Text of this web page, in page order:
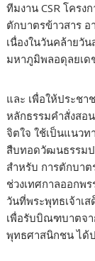
ทีมงาน CSR โคร
ตักบาตรข้าวสาร อ
เนื่องในวันคล้ายวั
มหาภูมิพลอดุลยเ
และ เพื่อให้ประช
หลักธรรมคำสั่งสอ
จิตใจ ใช้เป็นแนว
สืบทอดวัฒนธรรม
สำหรับ การตักบา
ช่วงเทศกาลออกพ
วันที่พระพุทธเจ้าเ
เพื่อรับบิณฑบาตจ
พุทธศาสนิกชน ได้